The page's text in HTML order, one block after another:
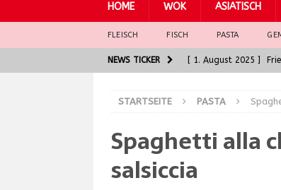
HOME WOK ASIATISCH
FLEISCH FISCH PASTA
NEWS TICKER [ 1. August 2025 ]
[ 5. Juni 2025 ]
ASIATISCH
Die
[ 7. August 2025 ]
STARTSEITE PASTA
Spaghetti alla
salsiccia